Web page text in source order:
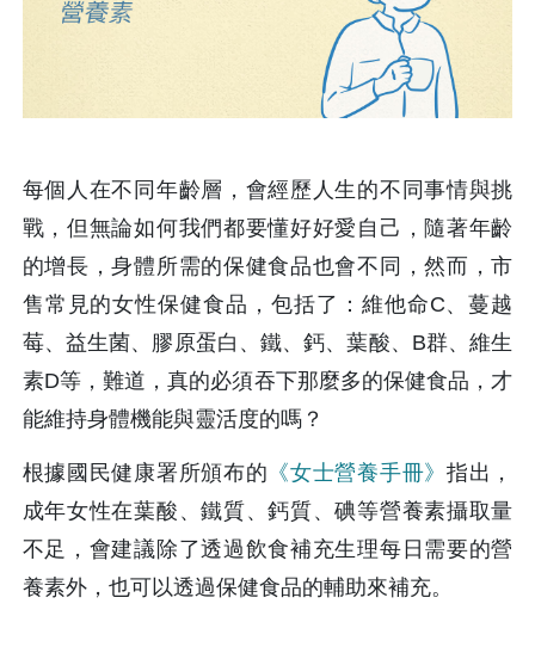
每個人在不同年齡層，會經歷人生的不同事情與挑
戰，但無論如何我們都要懂好好愛自己，隨著年齡
的增長，身體所需的保健食品也會不同，然而，市
售常見的女性保健食品，包括了：維他命C、蔓越
莓、益生菌、膠原蛋白、鐵、鈣、葉酸、B群、維生
素D等，難道，真的必須吞下那麼多的保健食品，才
能維持身體機能與靈活度的嗎？
根據國民健康署所頒布的 《女士營養手冊》 指出，
成年女性在葉酸、鐵質、鈣質、碘等營養素攝取量
不足，會建議除了透過飲食補充生理每日需要的營
養素外，也可以透過保健食品的輔助來補充。